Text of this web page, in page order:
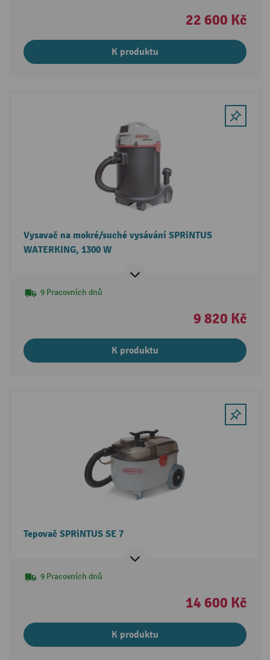
22 600 Kč
K produktu
Vysavač na mokré/suché vysávání SPRiNTUS
WATERKING, 1300 W
9 Pracovních dnů
9 820 Kč
K produktu
Tepovač SPRiNTUS SE 7
9 Pracovních dnů
14 600 Kč
K produktu